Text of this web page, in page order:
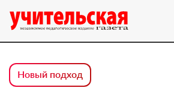
Новый подход